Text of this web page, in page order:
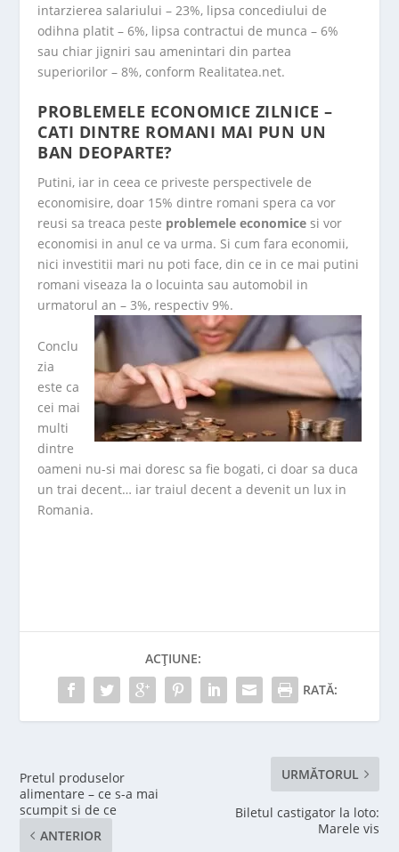
intarzierea salariului – 23%, lipsa concediului de
odihna platit – 6%, lipsa contractui de munca – 6%
sau chiar jigniri sau amenintari din partea
superiorilor – 8%, conform Realitatea.net.
PROBLEMELE ECONOMICE ZILNICE –
CATI DINTRE ROMANI MAI PUN UN
BAN DEOPARTE?
Putini, iar in ceea ce priveste perspectivele de
economisire, doar 15% dintre romani spera ca vor
reusi sa treaca peste problemele economice si vor
economisi in anul ce va urma. Si cum fara economii,
nici investitii mari nu poti face, din ce in ce mai putini
romani viseaza la o locuinta sau automobil in
urmatorul an – 3%, respectiv 9%.
Conclu
zia
este ca
cei mai
multi
dintre
oameni nu-si mai doresc sa fie bogati, ci doar sa duca
un trai decent… iar traiul decent a devenit un lux in
Romania.
ACȚIUNE:
RATĂ:
Pretul produselor
alimentare – ce s-a mai
scumpit si de ce
ANTERIOR
URMĂTORUL
Biletul castigator la loto:
Marele vis